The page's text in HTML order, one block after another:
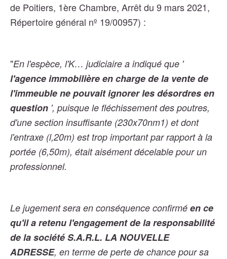
de Poitiers, 1ère Chambre, Arrêt du 9 mars 2021,
Répertoire général nº 19/00957) :
"En l'espèce, l'K… judiciaire a indiqué que '
l'agence immobilière en charge de la vente de
l'immeuble ne pouvait ignorer les désordres en
question ', puisque le fléchissement des poutres,
d'une section insuffisante (230x70nm1) et dont
l'entraxe (l,20m) est trop important par rapport à la
portée (6,50m), était aisément décelable pour un
professionnel.
Le jugement sera en conséquence confirmé en ce
qu'il a retenu l'engagement de la responsabilité
de la société S.A.R.L. LA NOUVELLE
ADRESSE, en terme de perte de chance pour sa